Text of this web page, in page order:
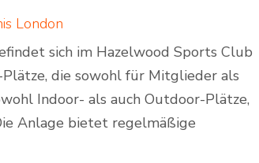
London
sich im Hazelwood Sports Club
die sowohl für Mitglieder als
Indoor- als auch Outdoor-Plätze,
Anlage bietet regelmäßige